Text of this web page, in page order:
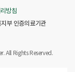
방침
부 인증의료기관
All Rights Reserved.